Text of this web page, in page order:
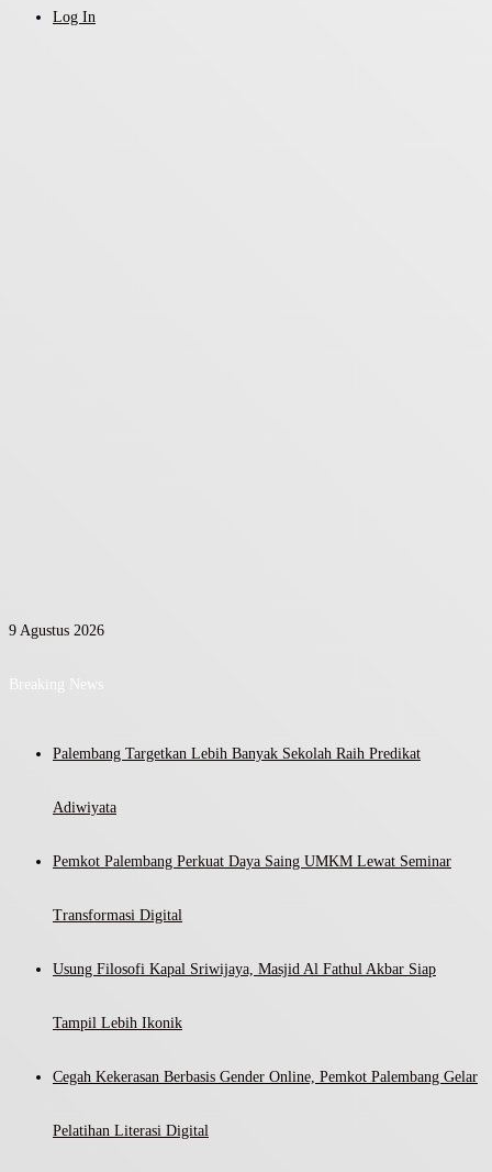
Log In
9 Agustus 2026
Breaking News
Palembang Targetkan Lebih Banyak Sekolah Raih Predikat
Adiwiyata
Pemkot Palembang Perkuat Daya Saing UMKM Lewat Seminar
Transformasi Digital
Usung Filosofi Kapal Sriwijaya, Masjid Al Fathul Akbar Siap
Tampil Lebih Ikonik
Cegah Kekerasan Berbasis Gender Online, Pemkot Palembang Gelar
Pelatihan Literasi Digital